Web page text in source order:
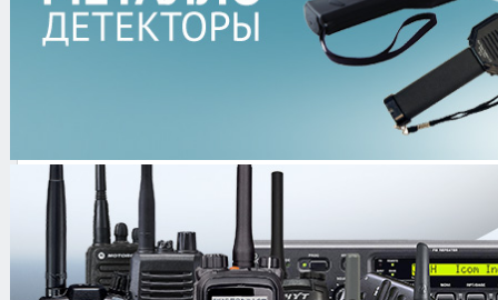
Трансляционное
оборудование
Противокражные системы
Противокражные ворота
Противокражные ворота